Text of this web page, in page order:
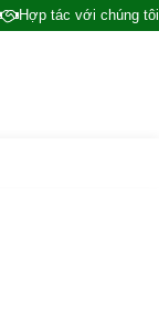
Hợp tác với chúng tôi